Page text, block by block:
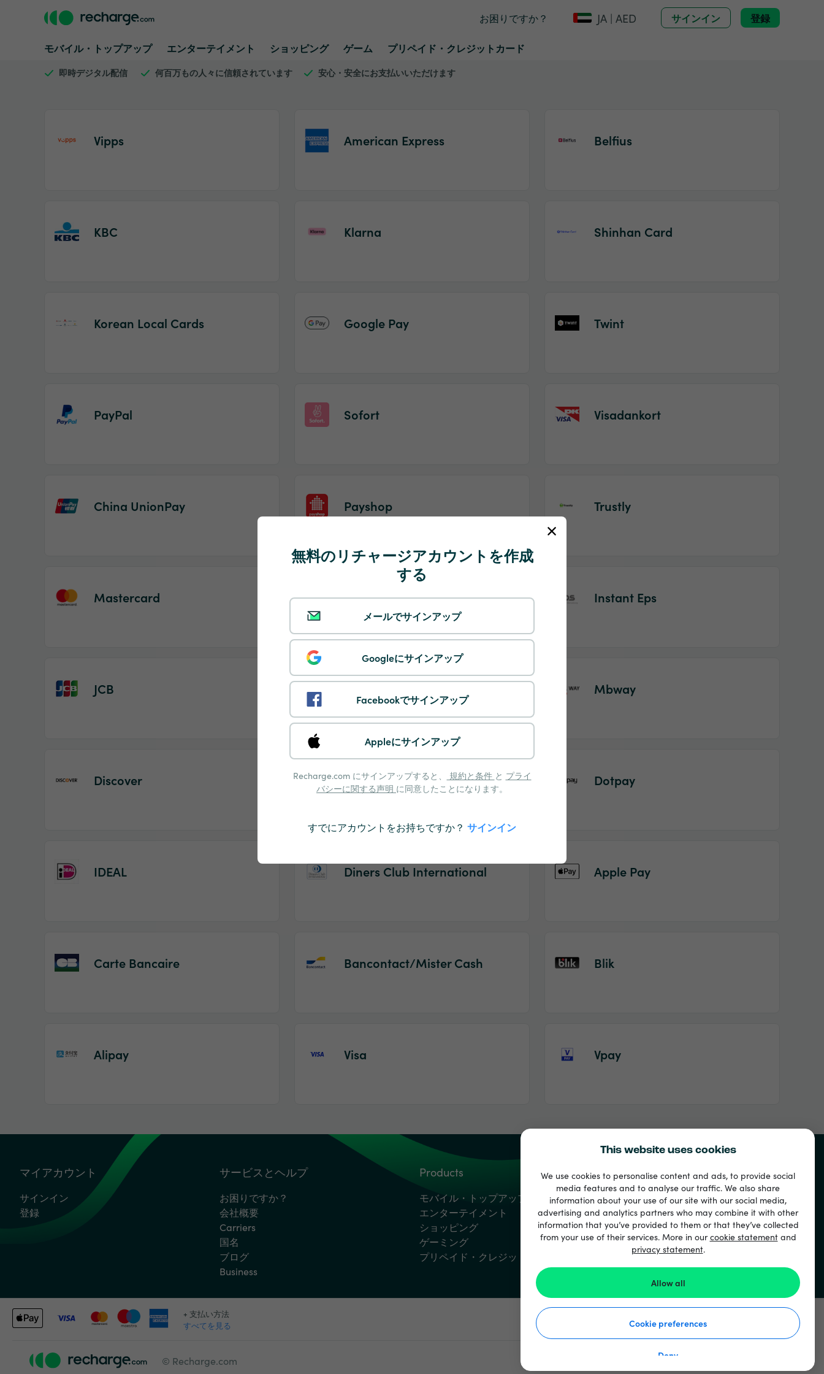
This website uses cookies
We use cookies to personalise content and ads, to provide social
media features and to analyse our traffic. We also share
information about your use of our site with our social media,
advertising and analytics partners who may combine it with other
information that you’ve provided to them or that they’ve collected
from your use of their services. More in ourcookie statementand
privacy statement.
Allow all
Cookie preferences
Deny
お困りですか？ JA | AED サインイン 登録
モバイル・トップアップ エンターテイメント ショッピング ゲーム プリペイド・クレジットカード
即時デジタル配信 何百万もの人々に信頼されています 安心・安全にお支払いいただけます
無料のリチャージアカウントを作成
する
メールでサインアップ
Googleにサインアップ
Facebookでサインアップ
Appleにサインアップ
Recharge.com にサインアップすると、 規約と条件 と プライ
バシーに関する声明 に同意したことになります。
すでにアカウントをお持ちですか？ サインイン
Vipps American Express Belfius
KBC Klarna Shinhan Card
Korean Local Cards Google Pay Twint
PayPal Sofort Visadankort
China UnionPay Payshop Trustly
Mastercard Multibanco Instant Eps
JCB Mbway
Discover Maestro Dotpay
IDEAL Diners Club International Apple Pay
Carte Bancaire Bancontact/Mister Cash Blik
Alipay Visa Vpay
マイアカウント
サインイン
登録
サービスとヘルプ
お困りですか？
会社概要
Carriers
国名
ブログ
Business
Products
モバイル・トップアップ
エンターテイメント
ショッピング
ゲーミング
プリペイド・クレジットカード
+ 支払い方法
すべてを見る
© Recharge.com